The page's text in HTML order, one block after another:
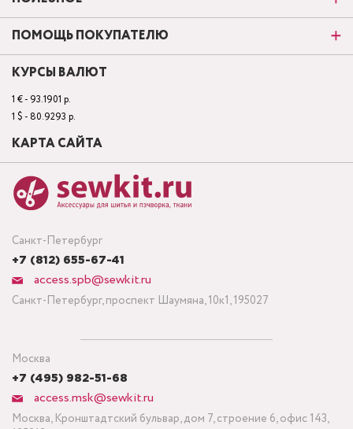
Санкт-Петербург
+7 (812) 655-67-41
access.spb@sewkit.ru
Санкт-Петербург, проспект Шаумяна, 10к1, 195027
Москва
+7 (495) 982-51-68
access.msk@sewkit.ru
Москва, Кронштадтский бульвар, дом 7, строение 6, офис 143,
ПОМОЩЬ ПОКУПАТЕЛЮ
КУРСЫ ВАЛЮТ
1 € - 93.1901 р.
1 $ - 80.9293 р.
КАРТА САЙТА